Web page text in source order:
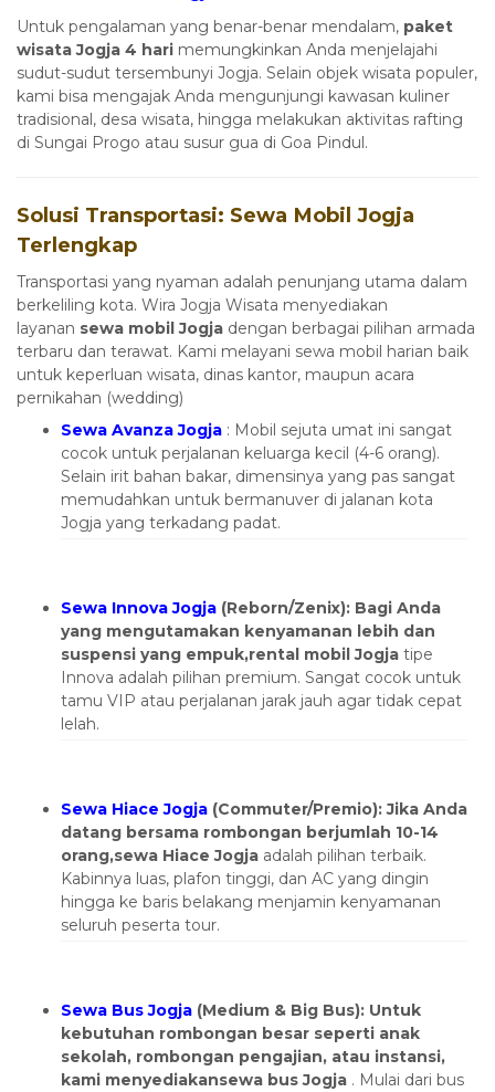
Untuk pengalaman yang benar-benar mendalam, paket
wisata Jogja 4 hari memungkinkan Anda menjelajahi
sudut-sudut tersembunyi Jogja. Selain objek wisata populer,
kami bisa mengajak Anda mengunjungi kawasan kuliner
tradisional, desa wisata, hingga melakukan aktivitas rafting
di Sungai Progo atau susur gua di Goa Pindul.
Solusi Transportasi: Sewa Mobil Jogja
Terlengkap
Transportasi yang nyaman adalah penunjang utama dalam
berkeliling kota. Wira Jogja Wisata menyediakan
layanan sewa mobil Jogja dengan berbagai pilihan armada
terbaru dan terawat. Kami melayani sewa mobil harian baik
untuk keperluan wisata, dinas kantor, maupun acara
pernikahan (wedding)
Sewa Avanza Jogja : Mobil sejuta umat ini sangat
cocok untuk perjalanan keluarga kecil (4-6 orang).
Selain irit bahan bakar, dimensinya yang pas sangat
memudahkan untuk bermanuver di jalanan kota
Jogja yang terkadang padat.
Sewa Innova Jogja (Reborn/Zenix): Bagi Anda
yang mengutamakan kenyamanan lebih dan
suspensi yang empuk,rental mobil Jogja tipe
Innova adalah pilihan premium. Sangat cocok untuk
tamu VIP atau perjalanan jarak jauh agar tidak cepat
lelah.
Sewa Hiace Jogja (Commuter/Premio): Jika Anda
datang bersama rombongan berjumlah 10-14
orang,sewa Hiace Jogja adalah pilihan terbaik.
Kabinnya luas, plafon tinggi, dan AC yang dingin
hingga ke baris belakang menjamin kenyamanan
seluruh peserta tour.
Sewa Bus Jogja (Medium & Big Bus): Untuk
kebutuhan rombongan besar seperti anak
sekolah, rombongan pengajian, atau instansi,
kami menyediakansewa bus Jogja . Mulai dari bus